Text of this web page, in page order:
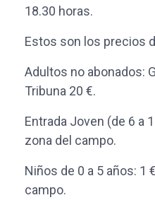
18.30 horas.
Estos son los precios
Adultos no abonados:
Tribuna 20 €.
Entrada Joven (de 6 a
zona del campo.
Niños de 0 a 5 años: 1
campo.